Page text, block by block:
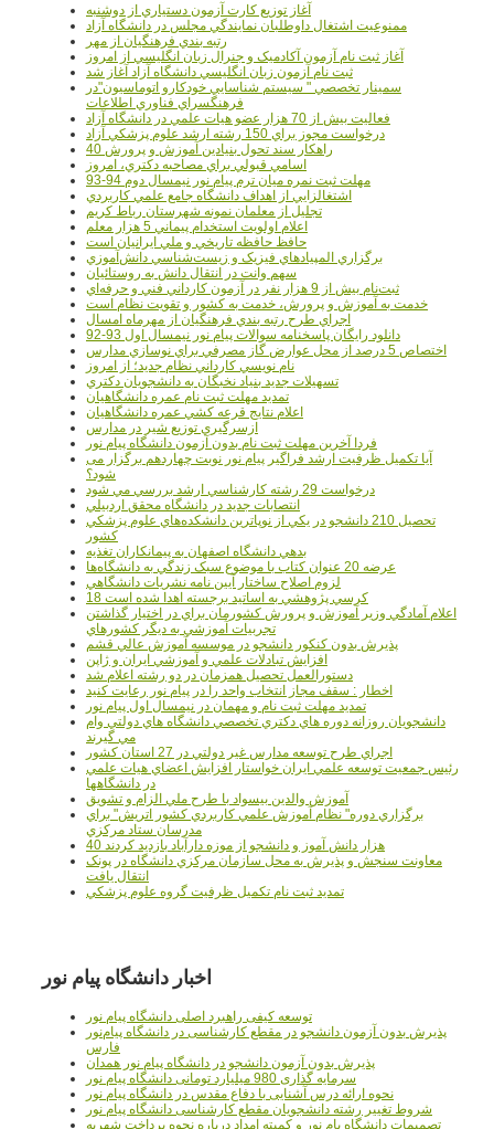
آغاز توزيع کارت آزمون دستياري از دوشنبه
ممنوعيت اشتغال داوطلبان نمايندگي مجلس در دانشگاه آزاد
رتبه بندي فرهنگيان از مهر
آغاز ثبت نام آزمون آکادميک و جنرال زبان انگليسي از امروز
ثبت نام آزمون زبان انگليسي دانشگاه آزاد آغاز شد
سمينار تخصصي " سيستم شناسايي خودکارو اتوماسيون"در
فرهنگسراي فناوري اطلاعات
فعاليت بيش از 70 هزار عضو هيات علمي در دانشگاه آزاد
درخواست مجوز براي 150 رشته ارشد علوم پزشکي آزاد
40 راهکار سند تحول بنيادين آموزش و پرورش
اسامي قبولي براي مصاحبه دکتري، امروز
مهلت ثبت نمره میان ترم پیام نور نیمسال دوم 94-93
اشتغالزايي از اهداف دانشگاه جامع علمي کاربردي
تجليل از معلمان نمونه شهرستان رباط کريم
اعلام اولويت استخدام پيماني 5 هزار معلم
حافظ حافظه تاريخي و ملي ايرانيان است
برگزاري المپيادهاي فيزيک و زيست‌شناسي دانش‌آموزي
سهم وانت در انتقال دانش به روستائيان
ثبت‌نام بيش از 9 هزار نفر در آزمون کارداني فني و حرفه‌اي
خدمت به آموزش و پرورش، خدمت به کشور و تقويت نظام است
اجراي طرح رتبه بندي فرهنگيان از مهرماه امسال
دانلود رایگان پاسخنامه سوالات پیام نور نیمسال اول 93-92
اختصاص 5 درصد از محل عوارض گاز مصرفي براي نوسازي مدارس
نام نويسي کارداني نظام جديد؛ از امروز
تسهيلات جديد بنياد نخبگان به دانشجويان دکتري
تمديد مهلت ثبت نام عمره دانشگاهيان
اعلام نتايج قرعه کشي عمره دانشگاهيان
ازسرگيري توزيع شير در مدارس
فردا آخرین مهلت ثبت نام بدون آزمون دانشگاه پیام نور
آیا تکمیل ظرفیت ارشد فراگیر پیام نور نوبت چهاردهم برگزار می
شود؟
درخواست 29 رشته کارشناسي ارشد بررسي مي شود
انتصابات جديد در دانشگاه محقق اردبيلي
تحصيل 210 دانشجو در يکي از نوپاترين دانشکده‌هاي علوم پزشکي
کشور
بدهي دانشگاه اصفهان به پيمانکاران تغذيه
عرضه 20 عنوان کتاب با موضوع سبک زندگي به دانشگاه‌ها
لزوم اصلاح ساختار آيين نامه نشريات دانشگاهي
18 کرسي پژوهشي به اساتيد برجسته اهدا شده است
اعلام آمادگي وزير آموزش و پرورش کشورمان براي در اختيار گذاشتن
تجربيات آموزشي به ديگر کشورهاي
پذيرش بدون کنکور دانشجو در موسسه آموزش عالي قشم
افزايش تبادلات علمي و آموزشي ايران و ژاپن
دستورالعمل تحصیل همزمان در دو رشته اعلام شد
اخطار : سقف مجاز انتخاب واحد را در پیام نور رعایت کنید
تمدید مهلت ثبت نام و مهمان در نیمسال اول پیام نور
دانشجويان روزانه دوره هاي دكتري تخصصي دانشگاه هاي دولتي وام
مي گيرند
اجراي طرح توسعه مدارس غير دولتي در 27 استان کشور
رئيس جمعيت توسعه علمي ايران خواستار افزايش اعضاي هيات علمي
در دانشگاهها
آموزش والدين بيسواد با طرح ملي الزام و تشويق
برگزاري دوره" نظام آموزش علمي كاربردي كشور اتريش" براي
مدرسان ستاد مرکزي
40 هزار دانش آموز و دانشجو از موزه دارآباد بازديد کردند
معاونت سنجش و پذيرش به محل سازمان مرکزي دانشگاه در پونک
انتقال يافت
تمديد ثبت نام تکميل ظرفيت گروه علوم پزشکي
اخبار دانشگاه پیام نور
توسعه کیفی راهبرد اصلی دانشگاه پیام نور
پذیرش بدون آزمون دانشجو در مقطع کارشناسی در دانشگاه پیام‌نور
فارس
پذیرش بدون آزمون دانشجو در دانشگاه پیام نور همدان
سرمایه گذاری 980 میلیارد تومانی دانشگاه پیام نور
نحوه ارائه درس آشنایی با دفاع مقدس در دانشگاه پیام نور
شروط تغییر رشته دانشجویان مقطع کارشناسی دانشگاه پیام نور
تصمیمات دانشگاه یام نور و کمیته امداد درباره نحوه پرداخت شهریه